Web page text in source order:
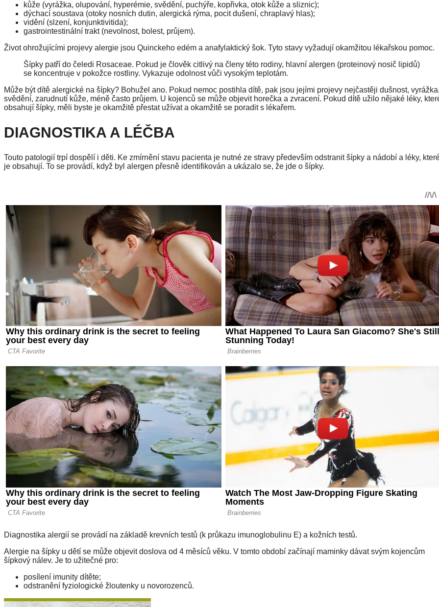
kůže (vyrážka, olupování, hyperémie, svědění, puchýře, kopřivka, otok kůže a sliznic);
dýchací soustava (otoky nosních dutin, alergická rýma, pocit dušení, chraplavý hlas);
vidění (slzení, konjunktivitida);
gastrointestinální trakt (nevolnost, bolest, průjem).
Život ohrožujícími projevy alergie jsou Quinckeho edém a anafylaktický šok. Tyto stavy vyžadují okamžitou lékařskou pomoc.
Šípky patří do čeledi Rosaceae. Pokud je člověk citlivý na členy této rodiny, hlavní alergen (proteinový nosič lipidů)
se koncentruje v pokožce rostliny. Vykazuje odolnost vůči vysokým teplotám.
Může být dítě alergické na šípky? Bohužel ano. Pokud nemoc postihla dítě, pak jsou jejími projevy nejčastěji dušnost, vyrážka,
svědění, zarudnutí kůže, méně často průjem. U kojenců se může objevit horečka a zvracení. Pokud dítě užilo nějaké léky,
obsahují šípky, měli byste je okamžitě přestat užívat a okamžitě se poradit s lékařem.
DIAGNOSTIKA A LÉČBA
Touto patologií trpí dospělí i děti. Ke zmírnění stavu pacienta je nutné ze stravy především odstranit šípky a nádobí a léky,
je obsahují. To se provádí, když byl alergen přesně identifikován a ukázalo se, že jde o šípky.
Diagnostika alergií se provádí na základě krevních testů (k průkazu imunoglobulinu E) a kožních testů.
Alergie na šípky u dětí se může objevit doslova od 4 měsíců věku. V tomto období začínají maminky dávat svým kojencům
šípkový nálev. Je to užitečné pro:
posílení imunity dítěte;
odstranění fyziologické žloutenky u novorozenců.